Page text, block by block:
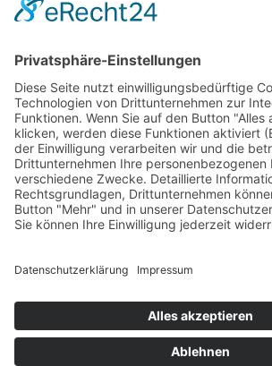
Kontakt
Meisterbetrieb Metallbau Manuel Pawel
86668 Karlshuld
Telefon: +49 (0)176 58699916
E-Mail:info@metallbau-pawel.de
Projekte